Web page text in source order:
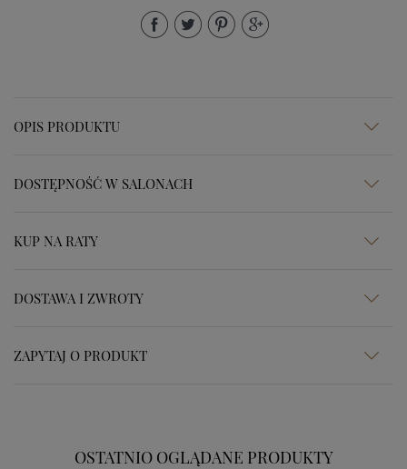
OPIS PRODUKTU
DOSTĘPNOŚĆ W SALONACH
KUP NA RATY
DOSTAWA I ZWROTY
ZAPYTAJ O PRODUKT
OSTATNIO OGLĄDANE PRODUKTY